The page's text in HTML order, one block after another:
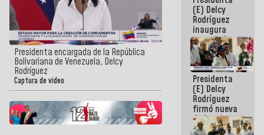
Presidenta encargada de la República
Bolivariana de Venezuela, Delcy
Rodríguez
Captura de video
(E) Delcy
Rodríguez
inaugura
casa de los
Abuelos
Primavera
en Caracas
Presidenta
(E) Delcy
Rodríguez
firmó nueva
de Ley de
Arrendamiento